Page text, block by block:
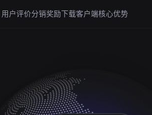
用户评价分销奖励下载客户端核心优势